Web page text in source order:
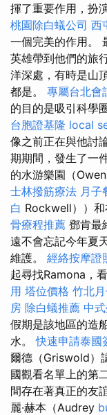
揮了重要作用，扮
桃園除白蟻公司 西
一個完美的作用。
英雄帶到他們的旅
洋深處，有時是山
都是。 專屬台北會
的目的是吸引科學
台胞證基隆 local
像之前正在與他討
期期間，發生了一
的水游樂園（
士林撥筋療法 月子
白 Rockwell））和
骨療程推薦 鄧肯最
遠不會忘記今年夏
維護。 經絡按摩證
起尋找Ramona，
用 塔位價格 竹北
房 除白蟻推薦 中
假期是該地區的造
水。快速申請泰國
爾德（Griswold）
國觀看名單上的第
間存在著真正的友
麗·赫本（Audrey